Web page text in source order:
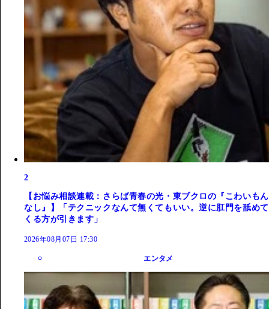
2
【お悩み相談連載：さらば青春の光・東ブクロの『こわいもん
なし』】「テクニックなんて無くてもいい。逆に肛門を舐めて
くる方が引きます」
2026年08月07日 17:30
エンタメ